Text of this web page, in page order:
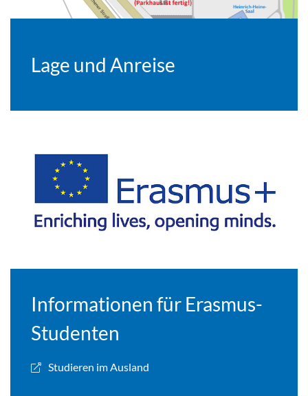
Lage und Anreise
Informationen für Erasmus-
Studenten
Studieren im Ausland